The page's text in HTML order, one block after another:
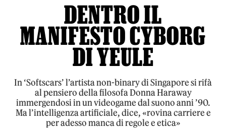
DENTRO IL
MANIFESTO CYBORG
DI YEULE
In ‘Softscars’ l’artista non-binary di Singapore si rifà
al pensiero della filosofa Donna Haraway
immergendosi in un videogame dal suono anni ’90.
Ma l’intelligenza artificiale, dice, «rovina carriere e
per adesso manca di regole e etica»